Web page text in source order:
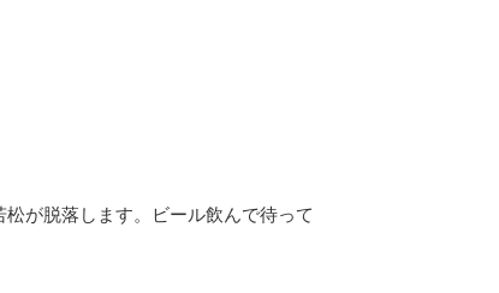
が脱落します。ビール飲んで待って